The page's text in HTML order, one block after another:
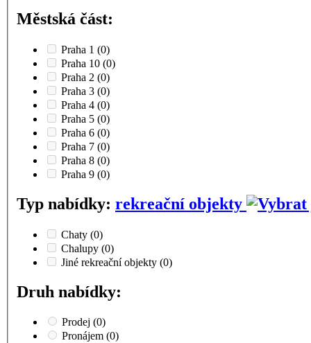
Městská část:
Praha 1 (0)
Praha 10 (0)
Praha 2 (0)
Praha 3 (0)
Praha 4 (0)
Praha 5 (0)
Praha 6 (0)
Praha 7 (0)
Praha 8 (0)
Praha 9 (0)
Typ nabídky: rekreační objekty
Chaty (0)
Chalupy (0)
Jiné rekreační objekty (0)
Druh nabídky:
Prodej (0)
Pronájem (0)